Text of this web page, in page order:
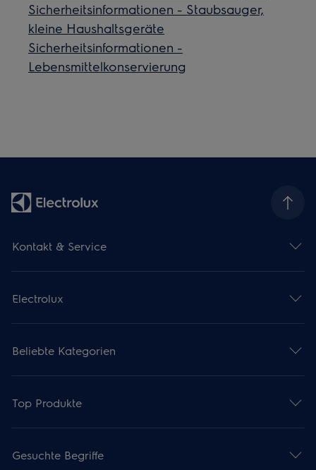
Sicherheitsinformationen - Staubsauger,
kleine Haushaltsgeräte
Sicherheitsinformationen -
Lebensmittelkonservierung
Kontakt & Service
Electrolux
Beliebte Kategorien
Top Produkte
Gesuchte Begriffe